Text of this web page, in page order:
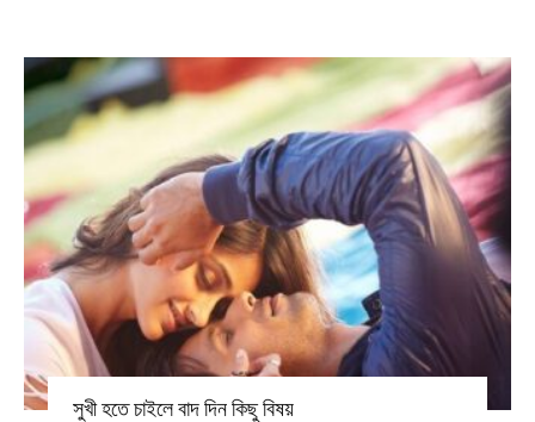
সুখী হতে চাইলে বাদ দিন কিছু বিষয়